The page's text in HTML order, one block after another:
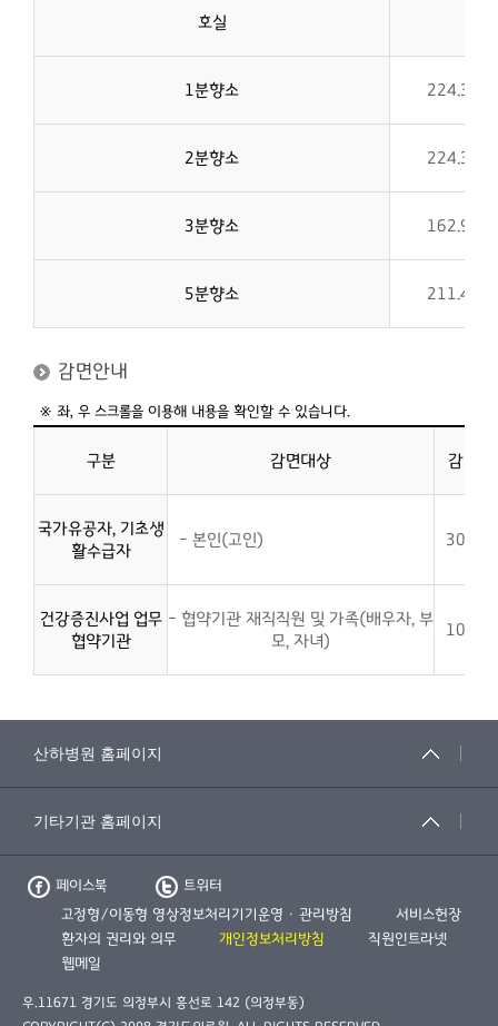
호실
1분향소 224.3㎡
2분향소 224.3㎡
3분향소 162.9㎡
5분향소 211.4㎡
감면안내
구분 감면대상 감면율
국가유공자, 기초생
활수급자
- 본인(고인) 30%
건강증진사업 업무
협약기관
- 협약기관 재직직원 및 가족(배우자, 부
모, 자녀)
10%
페이스북
트위터
고정형/이동형 영상정보처리기기운영 · 관리방침
서비스헌장
환자의 권리와 의무
개인정보처리방침
직원인트라넷
웹메일
우.11671 경기도 의정부시 흥선로 142 (의정부동)